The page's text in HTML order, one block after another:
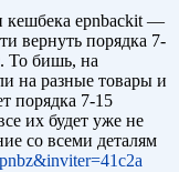
кешбека epnbackit —
вернуть порядка 7-
То бишь, на
на разные товары и
порядка 7-15
их будет уже не
со всеми деталям